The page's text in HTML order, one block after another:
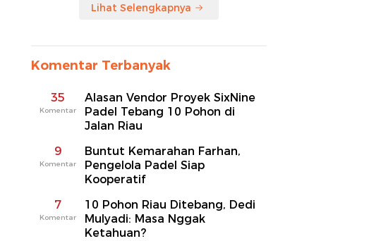
Lihat Selengkapnya
Komentar Terbanyak
35
Komentar
Alasan Vendor Proyek SixNine
Padel Tebang 10 Pohon di
Jalan Riau
9
Komentar
Buntut Kemarahan Farhan,
Pengelola Padel Siap
Kooperatif
7
Komentar
10 Pohon Riau Ditebang, Dedi
Mulyadi: Masa Nggak
Ketahuan?